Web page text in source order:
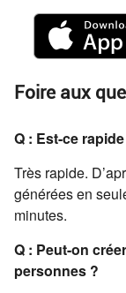
Foire aux
Q : Est-ce
Très rapide.
générées en
minutes.
Q : Peut-on
personnes ?